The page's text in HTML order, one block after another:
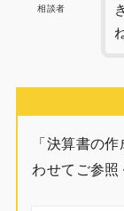
相談者
「決算書の
わせてご参照